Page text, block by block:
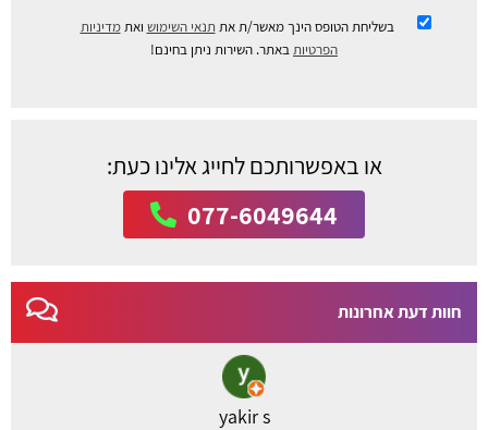
בשליחת הטופס הינך מאשר/ת את תנאי השימוש ואתמדיניות
הפרטיותבאתר. השירות ניתן בחינם!
או באפשרותכם לחייג אלינו כעת:
077-6049644
חוות דעת אחרונות
yakir s